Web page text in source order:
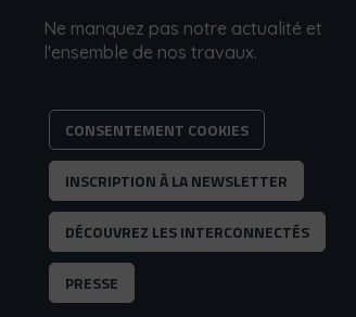
Ne manquez pas notre actualité et
l'ensemble de nos travaux.
CONSENTEMENT COOKIES
INSCRIPTION À LA NEWSLETTER
DÉCOUVREZ LES INTERCONNECTÉS
PRESSE